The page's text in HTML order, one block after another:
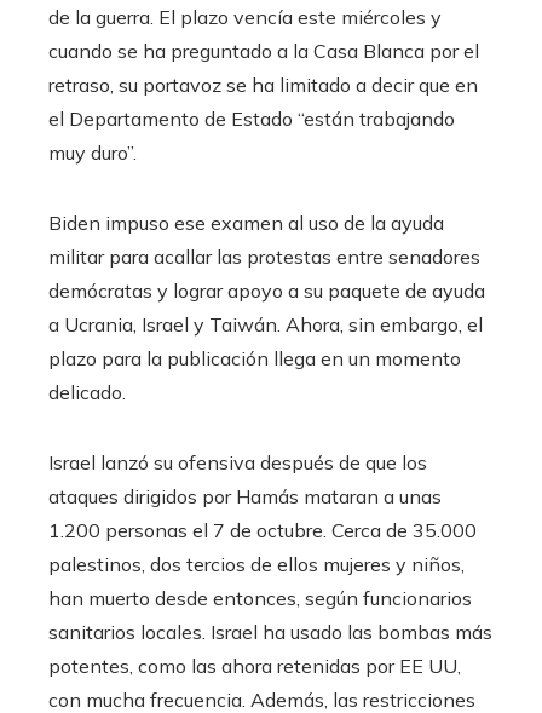
de la guerra. El plazo vencía este miércoles y
cuando se ha preguntado a la Casa Blanca por el
retraso, su portavoz se ha limitado a decir que en
el Departamento de Estado “están trabajando
muy duro”.
Biden impuso ese examen al uso de la ayuda
militar para acallar las protestas entre senadores
demócratas y lograr apoyo a su paquete de ayuda
a Ucrania, Israel y Taiwán. Ahora, sin embargo, el
plazo para la publicación llega en un momento
delicado.
Israel lanzó su ofensiva después de que los
ataques dirigidos por Hamás mataran a unas
1.200 personas el 7 de octubre. Cerca de 35.000
palestinos, dos tercios de ellos mujeres y niños,
han muerto desde entonces, según funcionarios
sanitarios locales. Israel ha usado las bombas más
potentes, como las ahora retenidas por EE UU,
con mucha frecuencia. Además, las restricciones